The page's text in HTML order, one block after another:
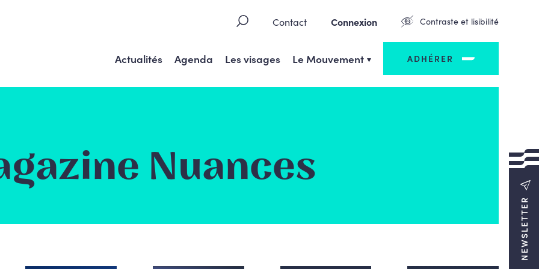
Contact Connexion Contraste et lisibilité
Actualités Agenda Les visages Le Mouvement ADHÉRER
NEWSLETTER
Nuances